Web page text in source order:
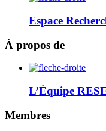
Espace
À propos de
L’Équipe
Membres